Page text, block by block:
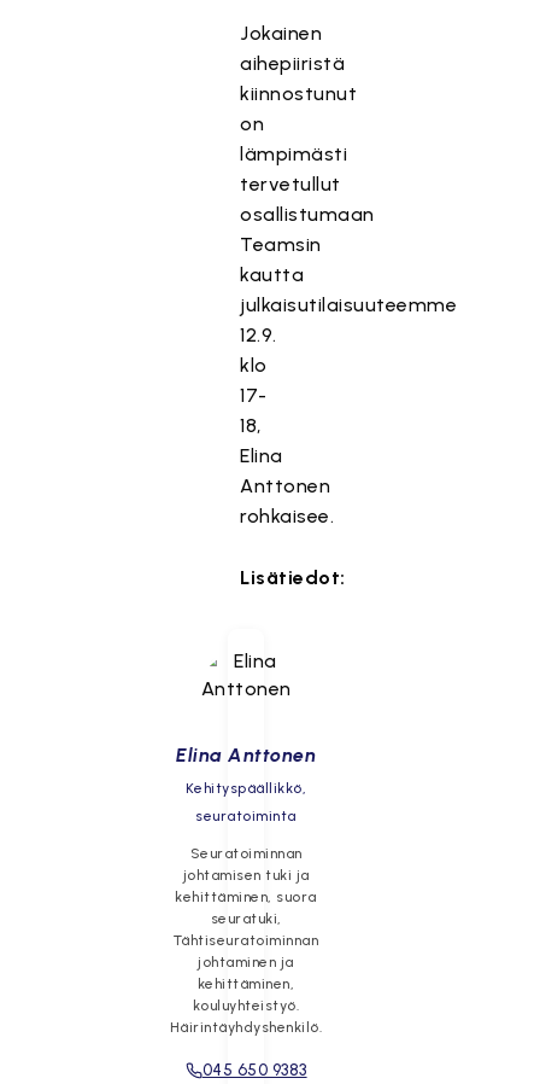
Jokainen
aihepiiristä
kiinnostunut
on
lämpimästi
tervetullut
osallistumaan
Teamsin
kautta
julkaisutilaisuuteemme
12.9.
klo
17-
18,
Elina
Anttonen
rohkaisee.
Lisätiedot:
Elina Anttonen
Kehityspäällikkö,
seuratoiminta
Seuratoiminnan
johtamisen tuki ja
kehittäminen, suora
seuratuki,
Tähtiseuratoiminnan
johtaminen ja
kehittäminen,
kouluyhteistyö.
Häirintäyhdyshenkilö.
045 650 9383